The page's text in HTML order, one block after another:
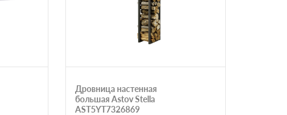
Дровница настенная
большая Astov Stella
AST5YT7326869